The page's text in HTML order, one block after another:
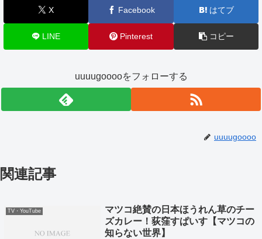
X Facebook はてブ
LINE Pinterest コピー
uuuugooooをフォローする
uuuugoooo
関連記事
TV・YouTube
マツコ絶賛の日本ほうれん草のチー
ズカレー！荻窪すぱいす【マツコの
知らない世界】